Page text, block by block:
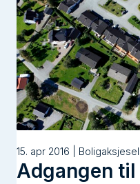
15. apr 2016 |
Adgangen